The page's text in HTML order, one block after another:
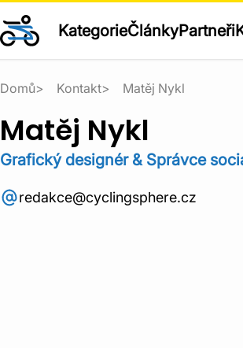
KategorieČlánkyPartneři
Domů Kontakt Matěj Nykl
Matěj Nykl
Grafický designér & Správce
redakce@cyclingsphere.cz